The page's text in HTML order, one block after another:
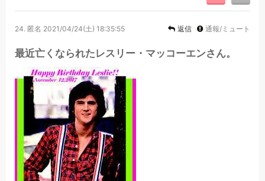
24. 匿名 2021/04/24(土) 18:35:55 返信 通報/ミュート
最近亡くなられたレスリー・マッコーエンさん。